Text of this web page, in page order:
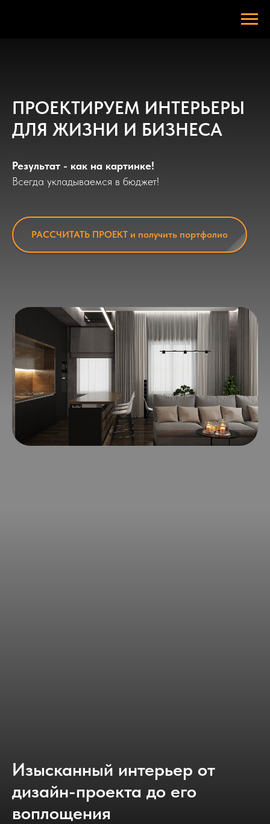
ПРОЕКТИРУЕМ ИНТЕРЬЕРЫ
ДЛЯ ЖИЗНИ И БИЗНЕСА
Результат - как на картинке!
Всегда укладываемся в бюджет!
РАССЧИТАТЬ ПРОЕКТ и получить портфолио
Изысканный интерьер от
дизайн-проекта до его
воплощения